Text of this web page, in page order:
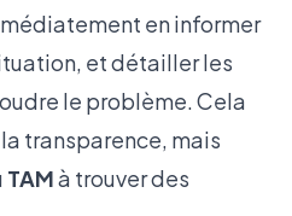
en informer
et détailler les
le problème. Cela
transparence, mais
TAMà trouver des